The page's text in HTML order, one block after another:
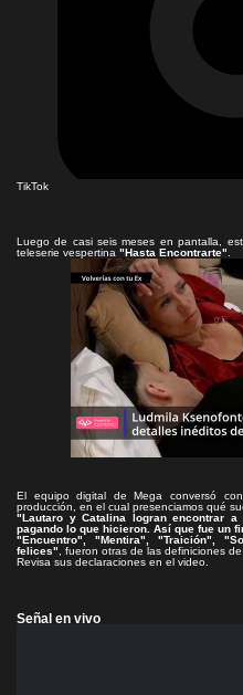
TikTok
Luego de casi seis meses en pantalla,
teleserie vespertina "Hasta Encontrarte"
El equipo digital de Mega conversó
producción, en el cual presenciamos qué
"Lautaro y Catalina logran encontrar
pagando lo que hicieron. Así que fue un
"Encuentro", "Mentira", "Traición",
felices" , fueron otras de las definiciones
Revisa sus declaraciones en el video.
Señal en vivo